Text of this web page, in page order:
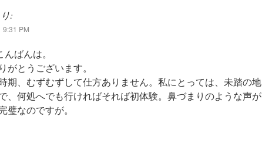
:
9:31 PM
ばんは。
がとうございます。
期、むずむずして仕方ありません。私にとっては、未踏の地
、何処へでも行ければそれば初体験。鼻づまりのような声が
璧なのですが。